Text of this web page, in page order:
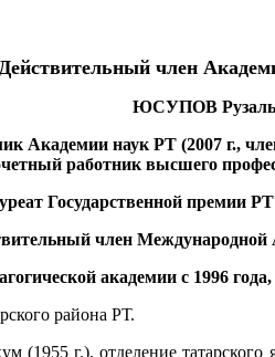
Действительный член
ЮСУПОВ Рузаль
Академии наук РТ (2007 г.,
работник высшего
Государственной премии
член Международной
академии с 1996
района РТ.
г.), отделение татарского